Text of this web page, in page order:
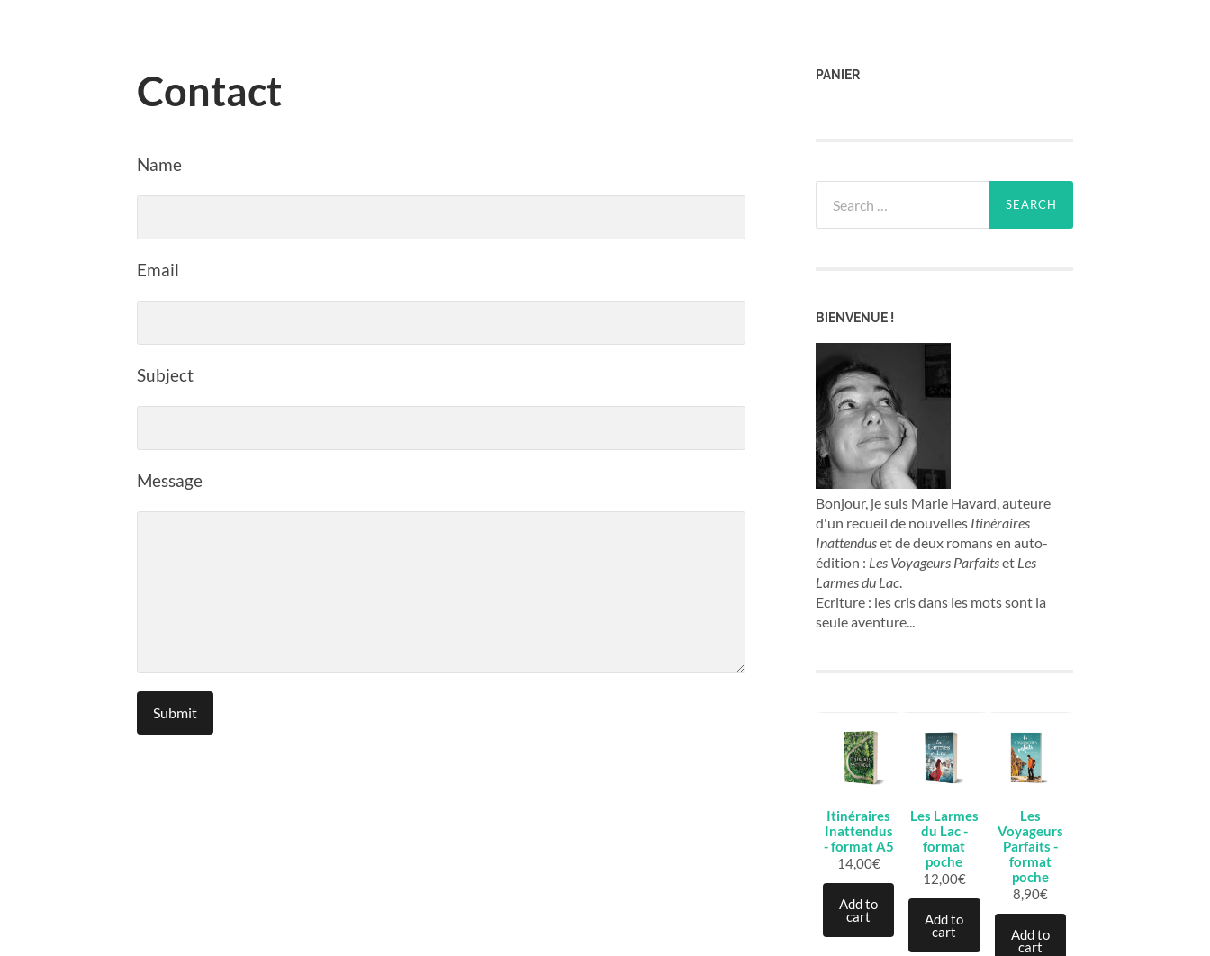
Contact
Name
Email
Subject
Message
PANIER
for:
BIENVENUE !
Bonjour, je suis Marie Havard, auteure
d'un recueil de nouvelles Itinéraires
Inattenduset de deux romans en auto-
édition : Les Voyageurs Parfaitset Les
Larmes du Lac
Ecriture : les cris dans les mots sont la
seule aventure...
Itinéraires
Inattendus
- format A5
14,00€
Add to
cart
Les Larmes
du Lac -
format
poche
12,00€
Add to
cart
Les
Voyageurs
Parfaits -
format
poche
8,90€
Add to
cart